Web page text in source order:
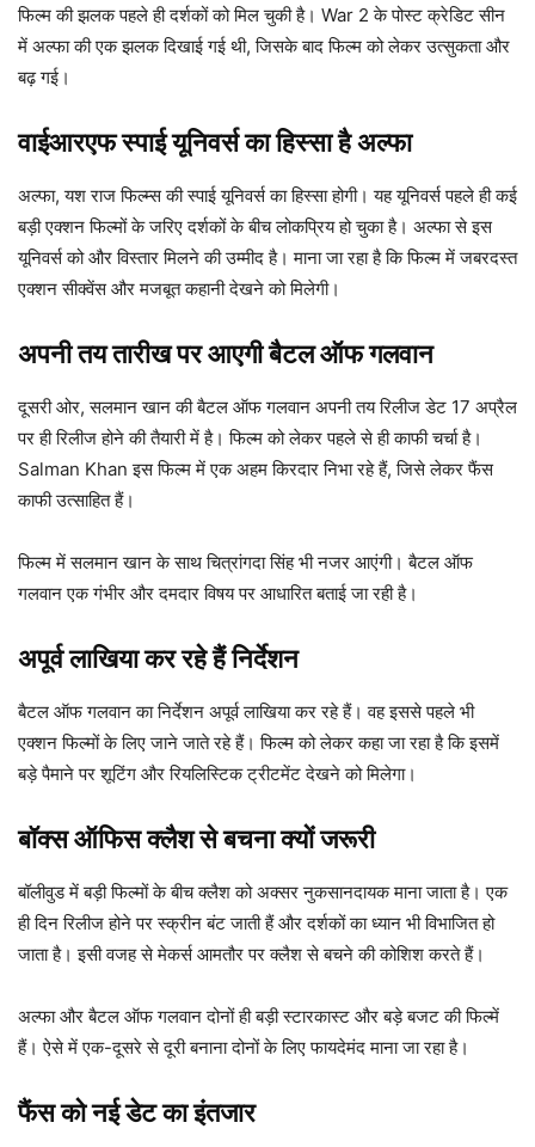
फिल्म की झलक पहले ही दर्शकों को मिल चुकी है। War 2 के पोस्ट क्रेडिट सीन
में अल्फा की एक झलक दिखाई गई थी, जिसके बाद फिल्म को लेकर उत्सुकता और
बढ़ गई।
वाईआरएफ स्पाई यूनिवर्स का हिस्सा है अल्फा
अल्फा, यश राज फिल्म्स की स्पाई यूनिवर्स का हिस्सा होगी। यह यूनिवर्स पहले ही कई
बड़ी एक्शन फिल्मों के जरिए दर्शकों के बीच लोकप्रिय हो चुका है। अल्फा से इस
यूनिवर्स को और विस्तार मिलने की उम्मीद है। माना जा रहा है कि फिल्म में जबरदस्त
एक्शन सीक्वेंस और मजबूत कहानी देखने को मिलेगी।
अपनी तय तारीख पर आएगी बैटल ऑफ गलवान
दूसरी ओर, सलमान खान की बैटल ऑफ गलवान अपनी तय रिलीज डेट 17 अप्रैल
पर ही रिलीज होने की तैयारी में है। फिल्म को लेकर पहले से ही काफी चर्चा है।
Salman Khan इस फिल्म में एक अहम किरदार निभा रहे हैं, जिसे लेकर फैंस
काफी उत्साहित हैं।
फिल्म में सलमान खान के साथ चित्रांगदा सिंह भी नजर आएंगी। बैटल ऑफ
गलवान एक गंभीर और दमदार विषय पर आधारित बताई जा रही है।
अपूर्व लाखिया कर रहे हैं निर्देशन
बैटल ऑफ गलवान का निर्देशन अपूर्व लाखिया कर रहे हैं। वह इससे पहले भी
एक्शन फिल्मों के लिए जाने जाते रहे हैं। फिल्म को लेकर कहा जा रहा है कि इसमें
बड़े पैमाने पर शूटिंग और रियलिस्टिक ट्रीटमेंट देखने को मिलेगा।
बॉक्स ऑफिस क्लैश से बचना क्यों जरूरी
बॉलीवुड में बड़ी फिल्मों के बीच क्लैश को अक्सर नुकसानदायक माना जाता है। एक
ही दिन रिलीज होने पर स्क्रीन बंट जाती हैं और दर्शकों का ध्यान भी विभाजित हो
जाता है। इसी वजह से मेकर्स आमतौर पर क्लैश से बचने की कोशिश करते हैं।
अल्फा और बैटल ऑफ गलवान दोनों ही बड़ी स्टारकास्ट और बड़े बजट की फिल्में
हैं। ऐसे में एक-दूसरे से दूरी बनाना दोनों के लिए फायदेमंद माना जा रहा है।
फैंस को नई डेट का इंतजार